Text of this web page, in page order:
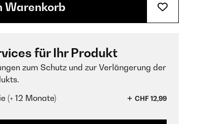
Warenkorb
für Ihr Produkt
zum Schutz und zur Verlängerung der
(+ 12 Monate)
CHF 12,99